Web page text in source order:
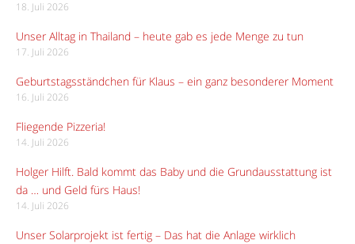
18. Juli 2026
Unser Alltag in Thailand – heute gab es jede Menge zu tun
17. Juli 2026
Geburtstagsständchen für Klaus – ein ganz besonderer Moment
16. Juli 2026
Fliegende Pizzeria!
14. Juli 2026
Holger Hilft. Bald kommt das Baby und die Grundausstattung ist
da … und Geld fürs Haus!
14. Juli 2026
Unser Solarprojekt ist fertig – Das hat die Anlage wirklich